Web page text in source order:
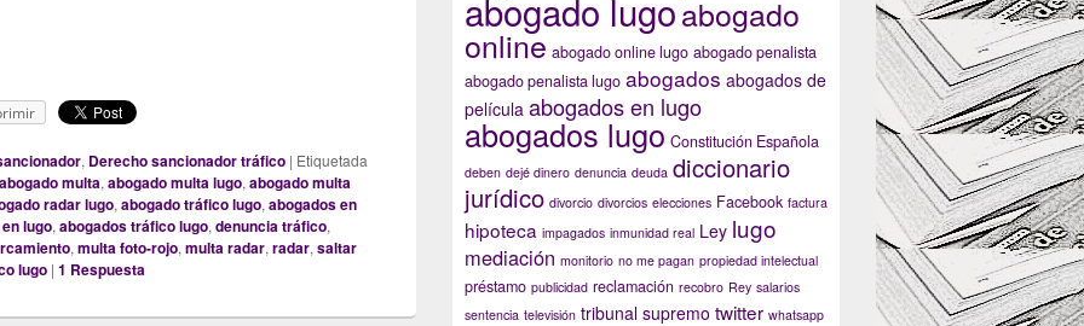
, Derecho sancionador tráfico | Etiquetada
abogado multa, abogado multa lugo, abogado multa
radar lugo, abogado tráfico lugo, abogados en
lugo, abogados tráfico lugo, denuncia tráfico,
, multa foto-rojo, multa radar, radar, saltar
lugo | 1 Respuesta
abogado lugoabogado
online abogado online lugo abogado penalista
abogado penalista lugo abogados abogados de
película abogados en lugo
abogados lugo Constitución Española
deben dejé dinero denuncia deuda diccionario
jurídico divorcio divorcios elecciones Facebook factura
hipoteca impagados inmunidad real Ley lugo
mediación monitorio no me pagan propiedad intelectual
préstamo publicidad reclamación recobro Rey salarios
sentencia televisión tribunal supremo twitter whatsapp